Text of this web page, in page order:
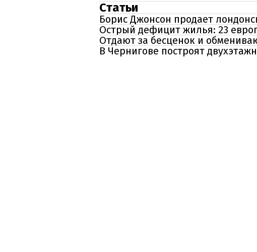
Статьи
Борис Джонсон продает
Острый дефицит жилья: 23
Отдают за бесценок и
В Чернигове построят